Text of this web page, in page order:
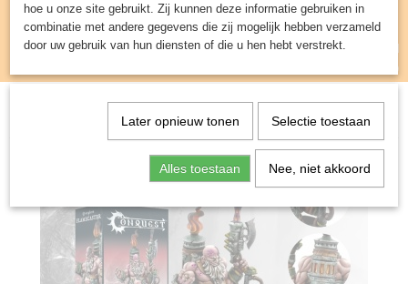
Inloggen Registreren
UW WINKELWAGEN
(0)
Miniature Gaming>Dweghom: Flamecaster
hoe u onze site gebruikt. Zij kunnen deze informatie gebruiken in
combinatie met andere gegevens die zij mogelijk hebben verzameld
door uw gebruik van hun diensten of die u hen hebt verstrekt.
Later opnieuw tonen Selectie toestaan
Alles toestaan Nee, niet akkoord